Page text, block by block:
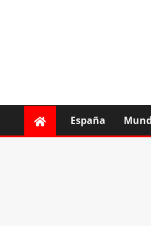
España